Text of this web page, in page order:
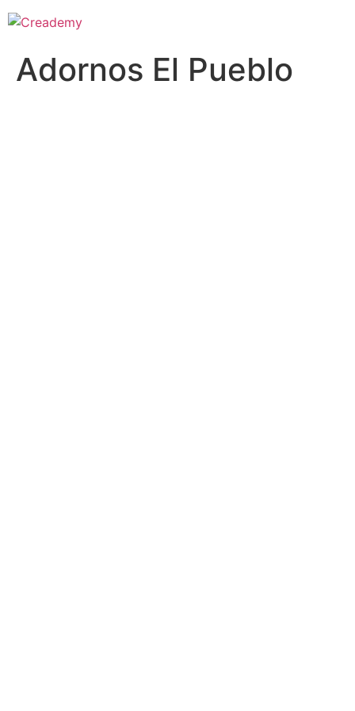
Adornos El Pueblo